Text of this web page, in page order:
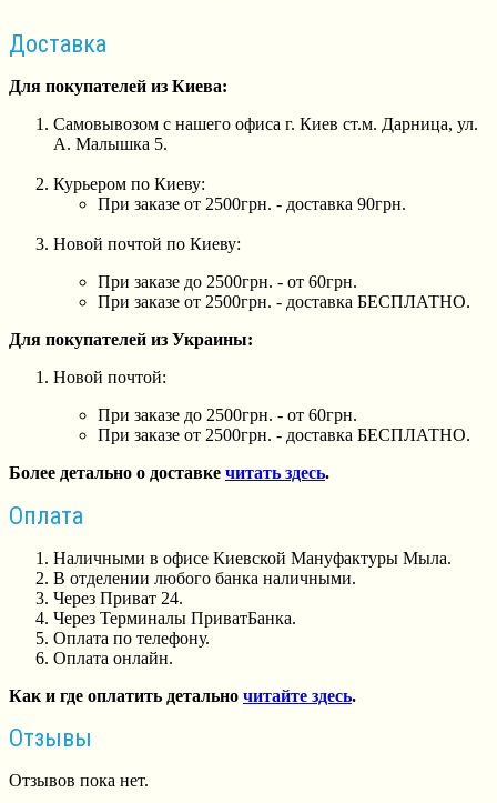
Доставка
Для покупателей из Киева:
Самовывозом с нашего офиса г. Киев ст.м. Дарница, ул.
А. Малышка 5.
Курьером по Киеву:
При заказе от 2500грн. - доставка 90грн.
Новой почтой по Киеву:
При заказе до 2500грн. - от 60грн.
При заказе от 2500грн. - доставка БЕСПЛАТНО.
Для покупателей из Украины:
Новой почтой:
При заказе до 2500грн. - от 60грн.
При заказе от 2500грн. - доставка БЕСПЛАТНО.
Более детально о доставке читать здесь.
Оплата
Наличными в офисе Киевской Мануфактуры Мыла.
В отделении любого банка наличными.
Через Приват 24.
Через Терминалы ПриватБанка.
Оплата по телефону.
Оплата онлайн.
Как и где оплатить детально читайте здесь.
Отзывы
Отзывов пока нет.